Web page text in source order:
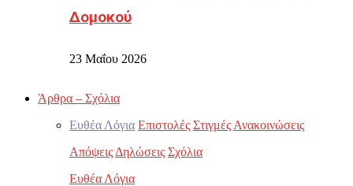
Δομοκού
23 Μαΐου 2026
Άρθρα – Σχόλια
Ευθέα Λόγια Επιστολές Στιγμές Ανακοινώσεις
Απόψεις Δηλώσεις Σχόλια
Ευθέα Λόγια